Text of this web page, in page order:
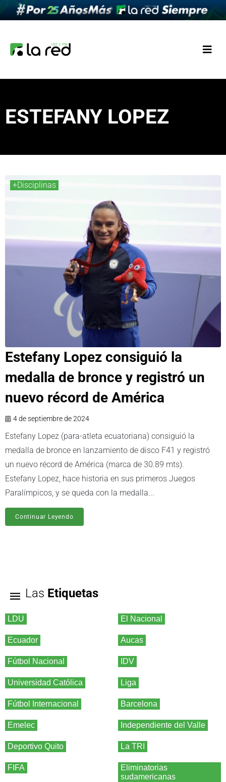
ESTEFANY LOPEZ
+Disciplinas
Estefany Lopez consiguió la
medalla de bronce y registró un
nuevo récord de América
4 de septiembre de 2024
Estefany Lopez (para-atleta ecuatoriana) consiguió la
medalla de bronce en lanzamiento de disco F41 y registró
un nuevo récord de América (marca de 30.89 mts).
Estefany Lopez, hace historia en sus primeros Juegos
Paralímpicos, y se queda con la medalla...
Continuar Leyendo
Las Etiquetas
LDU El Nacional
Ecuador Aucas
Fútbol Nacional IDV
Universidad Católica Liga
Fútbol Internacional Barcelona
Emelec Independiente del Valle
Deportivo Quito La TRI
FIFA
Eliminatorias
sudamericanas